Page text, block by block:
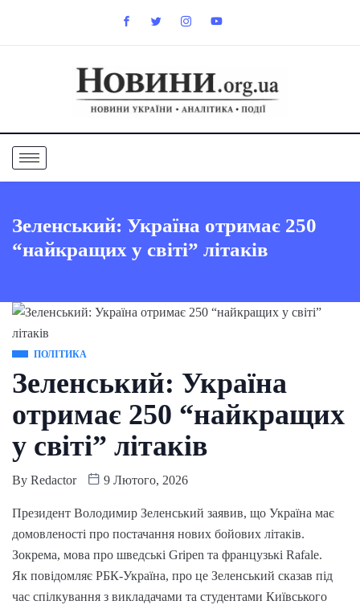
Зеленський: Україна отримає 250
“найкращих у світі” літаків
ПОЛІТИКА
Зеленський: Україна
отримає 250 “найкращих
у світі” літаків
By Redactor 9 Лютого, 2026
Президент Володимир Зеленський заявив, що Україна має
домовленості про постачання нових бойових літаків.
Зокрема, мова про шведські Gripen та французькі Rafale.
Як повідомляє РБК-Україна, про це Зеленський сказав під
час спілкування з викладачами та студентами Київського